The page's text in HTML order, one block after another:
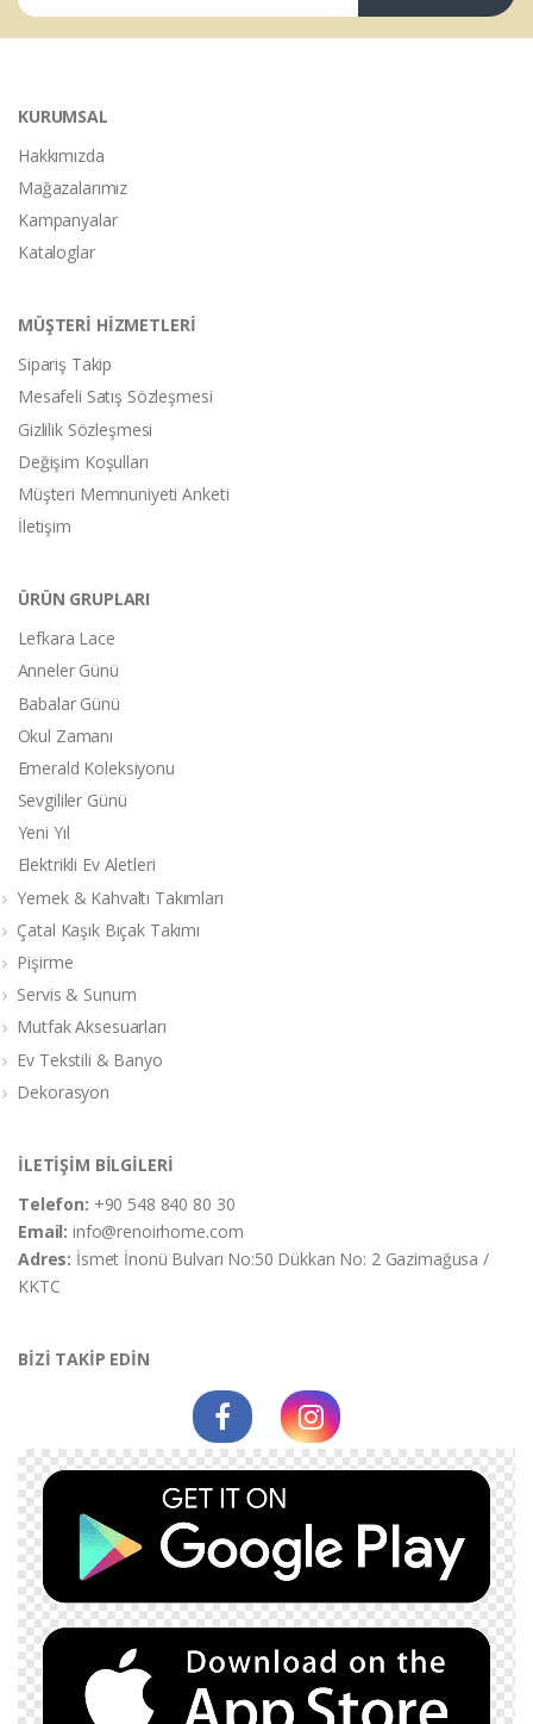
KURUMSAL
Hakkımızda
Mağazalarımız
Kampanyalar
Kataloglar
MÜŞTERİ HİZMETLERİ
Sipariş Takip
Mesafeli Satış Sözleşmesi
Gizlilik Sözleşmesi
Değişim Koşulları
Müşteri Memnuniyeti Anketi
İletişim
ÜRÜN GRUPLARI
Lefkara Lace
Anneler Günü
Babalar Günü
Okul Zamanı
Emerald Koleksiyonu
Sevgililer Günü
Yeni Yıl
Elektrikli Ev Aletleri
Yemek & Kahvaltı Takımları
Çatal Kaşık Bıçak Takımı
Pişirme
Servis & Sunum
Mutfak Aksesuarları
Ev Tekstili & Banyo
Dekorasyon
İLETİŞİM BİLGİLERİ
Telefon: +90 548 840 80 30
Email:info@renoirhome.com
Adres: İsmet İnonü Bulvarı No:50 Dükkan No: 2 Gazimağusa /
KKTC
BİZİ TAKİP EDİN